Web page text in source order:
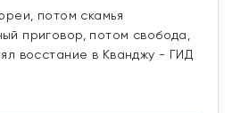
потом скамья
приговор, потом свобода,
восстание в Кванджу - ГИД